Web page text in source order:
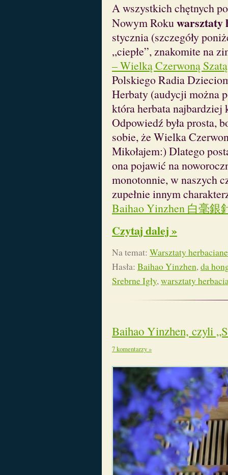
A wszystkich chętnych
Nowym Rokuwarsztaty
stycznia (szczegóły
„ciepłe”, znakomite na
– Wielką Czerwoną Szatą
Polskiego Radia
Herbaty (audycji można
która herbata
Odpowiedź była prosta,
sobie, że Wielka
Mikołajem:) Dlatego
ona pojawić na
monotonnie, w naszych
zupełnie innym
Baihao Yinzhen 白毫銀
Czytaj dalej »
Na temat: Warsztaty herbaciane
Hasła: Baihao Yinzhen,da
Srebrne Igły,warsztaty
Baihao Yinzhen, czyli
7 komentarzy »